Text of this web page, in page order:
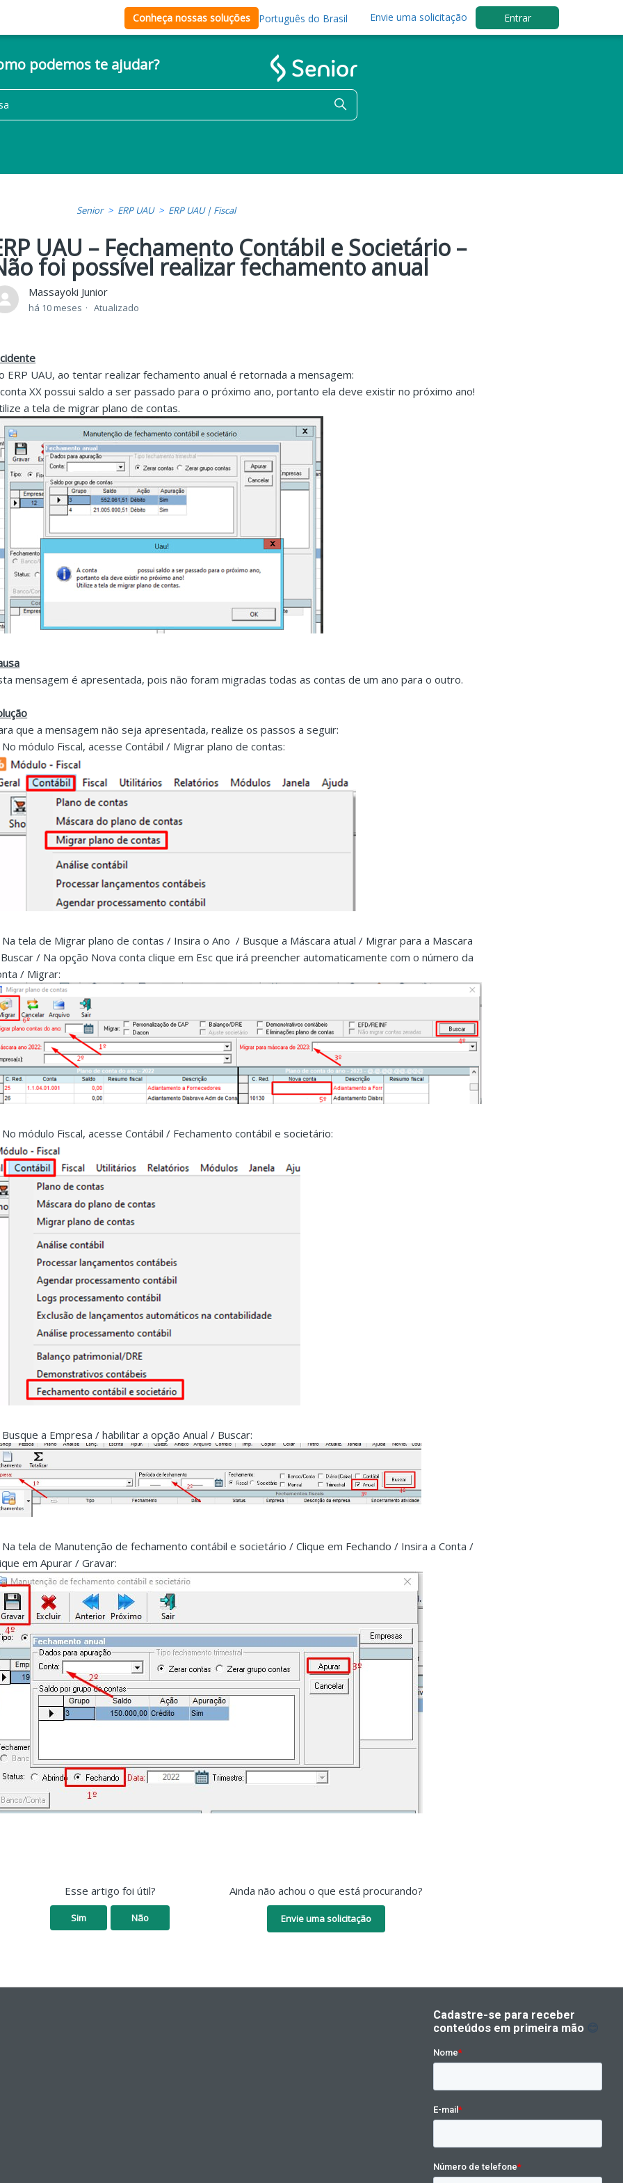
Conheça nossas soluções Português do Brasil Envie uma solicitação Entrar
podemos te ajudar?
Senior ERP UAU ERP UAU | Fiscal
UAU – Fechamento Contábil e Societário –
foi possível realizar fechamento anual
Massayoki Junior
há 10 meses Atualizado
ERP UAU, ao tentar realizar fechamento anual é retornada a mensagem:
XX possui saldo a ser passado para o próximo ano, portanto ela deve existir no próximo ano!
a tela de migrar plano de contas.
mensagem é apresentada, pois não foram migradas todas as contas de um ano para o outro.
que a mensagem não seja apresentada, realize os passos a seguir:
No módulo Fiscal, acesse Contábil / Migrar plano de contas:
Na tela de Migrar plano de contas / Insira o Ano / Busque a Máscara atual / Migrar para a Mascara
/ Na opção Nova conta clique em Esc que irá preencher automaticamente com o número da
/ Migrar:
No módulo Fiscal, acesse Contábil / Fechamento contábil e societário:
Busque a Empresa / habilitar a opção Anual / Buscar:
Na tela de Manutenção de fechamento contábil e societário / Clique em Fechando / Insira a Conta /
em Apurar / Gravar:
Esse artigo foi útil?
Sim Não
Ainda não achou o que está procurando?
Envie uma solicitação